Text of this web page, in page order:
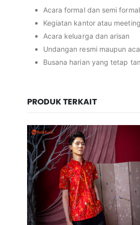
Acara formal dan semi formal
Kegiatan kantor atau meeting
Acara keluarga dan arisan
Undangan resmi maupun
Busana harian yang tetap
PRODUK TERKAIT